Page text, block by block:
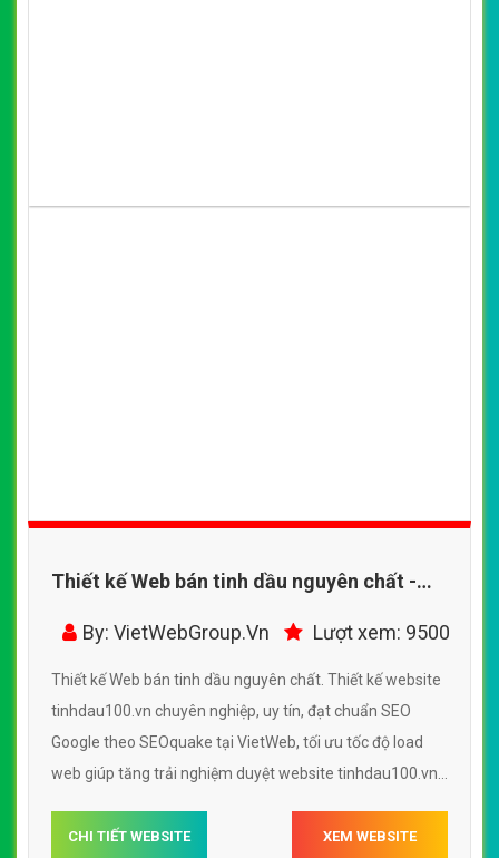
Thiết kế Web bán tinh dầu nguyên chất -
tinhdau100.vn
By: VietWebGroup.Vn Lượt xem: 9500
Thiết kế Web bán tinh dầu nguyên chất. Thiết kế website
tinhdau100.vn chuyên nghiệp, uy tín, đạt chuẩn SEO
Google theo SEOquake tại VietWeb, tối ưu tốc độ load
web giúp tăng trải nghiệm duyệt website tinhdau100.vn
CHI TIẾT WEBSITE XEM WEBSITE